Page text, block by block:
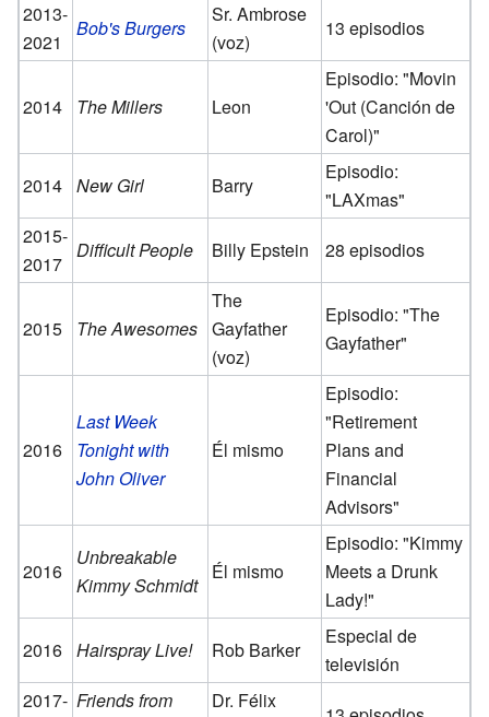
2013-
2021
Bob's Burgers
Sr. Ambrose
(voz)
13 episodios
2014 The Millers Leon
Episodio: "Movin
'Out (Canción de
Carol)"
2014 New Girl Barry
Episodio:
"LAXmas"
2015-
2017
Difficult People Billy Epstein 28 episodios
2015 The Awesomes
The
Gayfather
(voz)
Episodio: "The
Gayfather"
2016
Last Week
Tonight with
John Oliver
Él mismo
Episodio:
"Retirement
Plans and
Financial
Advisors"
2016
Unbreakable
Kimmy Schmidt
Él mismo
Episodio: "Kimmy
Meets a Drunk
Lady!"
2016 Hairspray Live! Rob Barker
Especial de
televisión
2017- Friends from
Dr. Félix